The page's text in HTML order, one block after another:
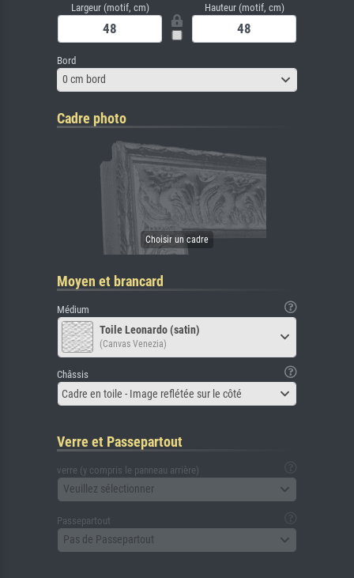
Largeur (motif, cm) Hauteur (motif, cm)
Bord
0 cm bord
Cadre photo
Moyen et brancard
Médium
Toile Leonardo (satin)
(Canvas Venezia)
Châssis
Cadre en toile - Image reflétée sur le côté
Verre et Passepartout
verre (y compris le panneau arrière)
Veuillez sélectionner
Passepartout
Pas de Passepartout